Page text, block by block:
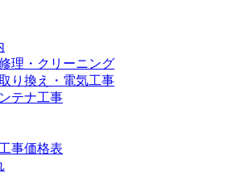
理・クリーニング
り換え・電気工事
テナ工事
事価格表